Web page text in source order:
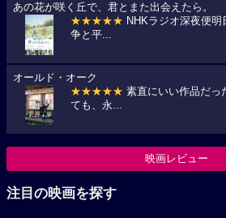
あの花が咲く丘で、君とまた出会えたら。
★★★★★ NHKラジオ深夜便
争と平...
オールド・オーク
★★★★★ 素直にいい作品だっ
ても、永...
映画レビュー
注目の映画を探す